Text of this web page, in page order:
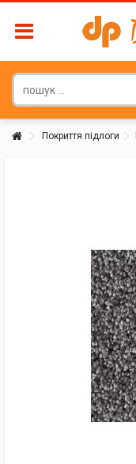
Покриття підлоги